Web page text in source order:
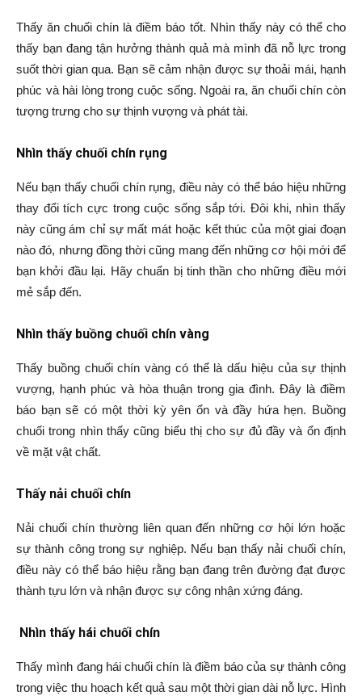
Thấy ăn chuối chín là điềm báo tốt. Nhìn thấy này có thể cho
thấy bạn đang tận hưởng thành quả mà mình đã nỗ lực trong
suốt thời gian qua. Bạn sẽ cảm nhận được sự thoải mái, hạnh
phúc và hài lòng trong cuộc sống. Ngoài ra, ăn chuối chín còn
tượng trưng cho sự thịnh vượng và phát tài.
Nhìn thấy chuối chín rụng
Nếu bạn thấy chuối chín rụng, điều này có thể báo hiệu những
thay đổi tích cực trong cuộc sống sắp tới. Đôi khi, nhìn thấy
này cũng ám chỉ sự mất mát hoặc kết thúc của một giai đoạn
nào đó, nhưng đồng thời cũng mang đến những cơ hội mới để
bạn khởi đầu lại. Hãy chuẩn bị tinh thần cho những điều mới
mẻ sắp đến.
Nhìn thấy buồng chuối chín vàng
Thấy buồng chuối chín vàng có thể là dấu hiệu của sự thịnh
vượng, hạnh phúc và hòa thuận trong gia đình. Đây là điềm
báo bạn sẽ có một thời kỳ yên ổn và đầy hứa hẹn. Buồng
chuối trong nhìn thấy cũng biểu thị cho sự đủ đầy và ổn định
về mặt vật chất.
Thấy nải chuối chín
Nải chuối chín thường liên quan đến những cơ hội lớn hoặc
sự thành công trong sự nghiệp. Nếu bạn thấy nải chuối chín,
điều này có thể báo hiệu rằng bạn đang trên đường đạt được
thành tựu lớn và nhận được sự công nhận xứng đáng.
Nhìn thấy hái chuối chín
Thấy mình đang hái chuối chín là điềm báo của sự thành công
trong việc thu hoạch kết quả sau một thời gian dài nỗ lực. Hình